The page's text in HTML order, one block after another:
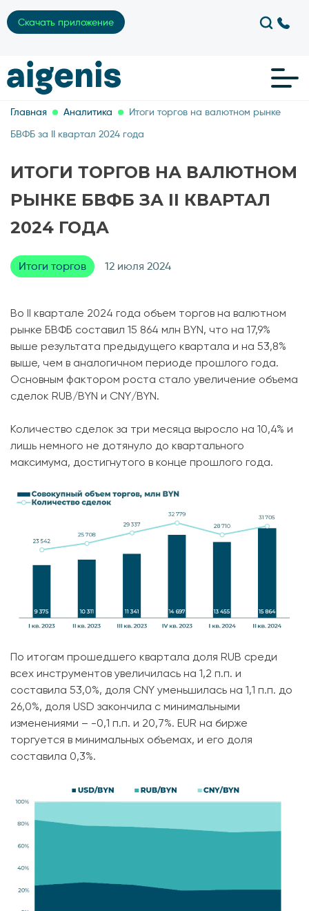
Скачать приложение
Главная Аналитика
Итоги торгов на валютном рынке
БВФБ за II квартал 2024 года
ИТОГИ ТОРГОВ НА ВАЛЮТНОМ
РЫНКЕ БВФБ ЗА II КВАРТАЛ
2024 ГОДА
Итоги торгов 12 июля 2024
Во II квартале 2024 года объем торгов на валютном
рынке БВФБ составил 15 864 млн BYN, что на 17,9%
выше результата предыдущего квартала и на 53,8%
выше, чем в аналогичном периоде прошлого года.
Основным фактором роста стало увеличение объема
сделок RUB/BYN и CNY/BYN.
Количество сделок за три месяца выросло на 10,4% и
лишь немного не дотянуло до квартального
максимума, достигнутого в конце прошлого года.
По итогам прошедшего квартала доля RUB среди
всех инструментов увеличилась на 1,2 п.п. и
составила 53,0%, доля CNY уменьшилась на 1,1 п.п. до
26,0%, доля USD закончила с минимальными
изменениями – -0,1 п.п. и 20,7%. EUR на бирже
торгуется в минимальных объемах, и его доля
составила 0,3%.